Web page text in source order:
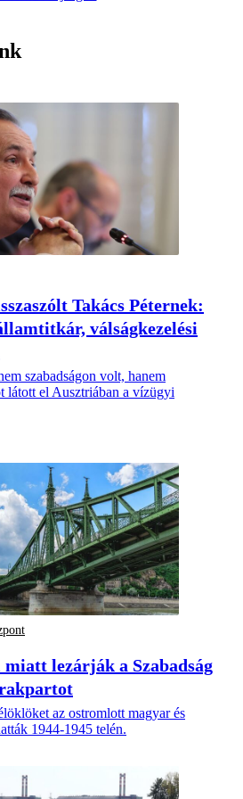
Takács Péternek:
válságkezelési
szabadságon volt, hanem
látott el Ausztriában a vízügyi
lezárják a Szabadság
az ostromlott magyar és
1944-1945 telén.